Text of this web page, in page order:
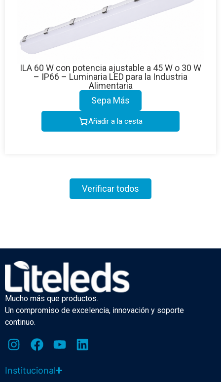
ILA 60 W con potencia ajustable a 45 W o 30 W
– IP66 – Luminaria LED para la Industria
Alimentaria
Sepa Más
Añadir a la cesta
Verificar todos
Mucho más que productos.
Un compromiso de excelencia, innovación y soporte
continuo.
Institucional